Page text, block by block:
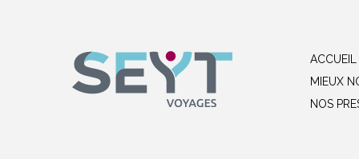
ACCUEIL
MIEUX
NOS